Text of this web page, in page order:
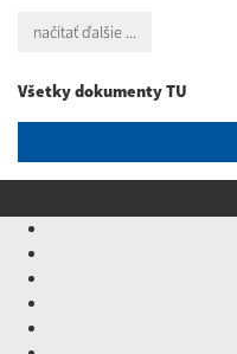
načítať ďalšie ...
Všetky dokumenty TU